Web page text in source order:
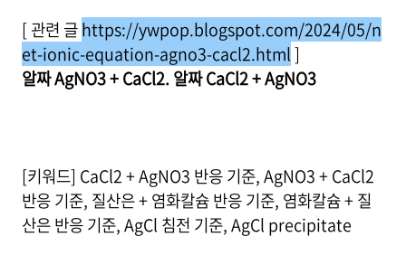
[ 관련 글https://ywpop.blogspot.com/2024/05/n
et-ionic-equation-agno3-cacl2.html]
알짜 AgNO3 + CaCl2. 알짜 CaCl2 + AgNO3
[키워드] CaCl2 + AgNO3 반응 기준, AgNO3 + CaCl2
반응 기준, 질산은 + 염화칼슘 반응 기준, 염화칼슘 + 질
산은 반응 기준, AgCl 침전 기준, AgCl precipitate